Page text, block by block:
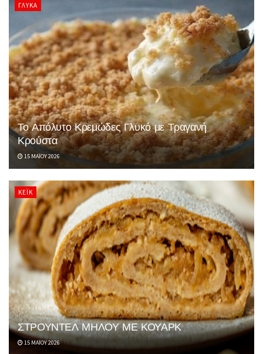
ΓΛΥΚΆ
Το Απόλυτο Κρεμώδες Γλυκό με Τραγανή
Κρούστα
15 ΜΑΪ́ΟΥ 2026
ΚΈΙΚ
ΣΤΡΟΥΝΤΕΛ ΜΗΛΟΥ ΜΕ ΚΟΥΑΡΚ
15 ΜΑΪ́ΟΥ 2026